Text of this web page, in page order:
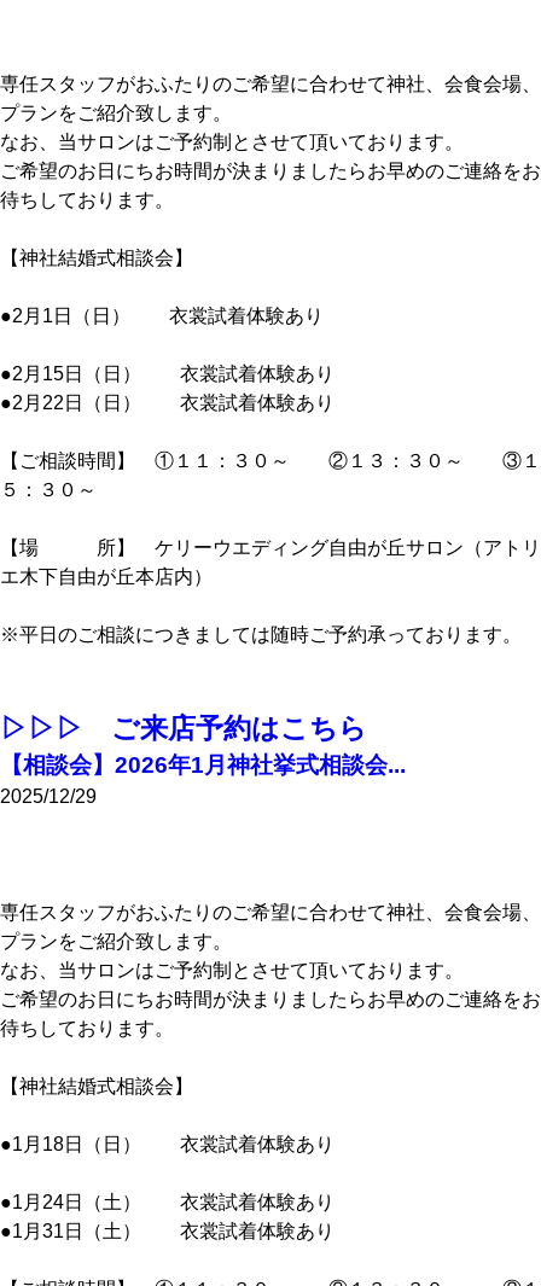
専任スタッフがおふたりのご希望に合わせて神社、会食会場、
プランをご紹介致します。
なお、当サロンはご予約制とさせて頂いております。
ご希望のお日にちお時間が決まりましたらお早めのご連絡をお
待ちしております。
【神社結婚式相談会】
●2月1日（日） 衣裳試着体験あり
●2月15日（日） 衣裳試着体験あり
●2月22日（日） 衣裳試着体験あり
【ご相談時間】 ①１１：３０～ ②１３：３０～ ③１
５：３０～
【場 所】 ケリーウエディング自由が丘サロン（アトリ
エ木下自由が丘本店内）
※平日のご相談につきましては随時ご予約承っております。
▷▷▷ ご来店予約はこちら
【相談会】2026年1月神社挙式相談会...
2025/12/29
専任スタッフがおふたりのご希望に合わせて神社、会食会場、
プランをご紹介致します。
なお、当サロンはご予約制とさせて頂いております。
ご希望のお日にちお時間が決まりましたらお早めのご連絡をお
待ちしております。
【神社結婚式相談会】
●1月18日（日） 衣裳試着体験あり
●1月24日（土） 衣裳試着体験あり
●1月31日（土） 衣裳試着体験あり